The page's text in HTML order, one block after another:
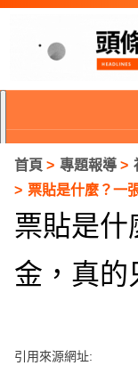
首頁 專題報導
票貼是什麼？一
票貼是什
金，真的
引用來源網址: